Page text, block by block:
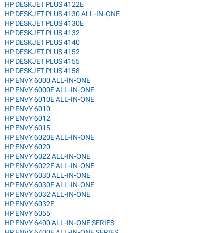
HP DESKJET PLUS 4122E
HP DESKJET PLUS 4130 ALL-IN-ONE
HP DESKJET PLUS 4130E
HP DESKJET PLUS 4132
HP DESKJET PLUS 4140
HP DESKJET PLUS 4152
HP DESKJET PLUS 4155
HP DESKJET PLUS 4158
HP ENVY 6000 ALL-IN-ONE
HP ENVY 6000E ALL-IN-ONE
HP ENVY 6010E ALL-IN-ONE
HP ENVY 6010
HP ENVY 6012
HP ENVY 6015
HP ENVY 6020E ALL-IN-ONE
HP ENVY 6020
HP ENVY 6022 ALL-IN-ONE
HP ENVY 6022E ALL-IN-ONE
HP ENVY 6030 ALL-IN-ONE
HP ENVY 6030E ALL-IN-ONE
HP ENVY 6032 ALL-IN-ONE
HP ENVY 6032E
HP ENVY 6055
HP ENVY 6400 ALL-IN-ONE SERIES